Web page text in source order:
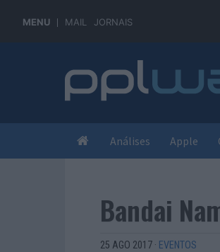
MENU MAIL JORNAIS
Análises Apple
Bandai
25 AGO 2017 · EVENTOS